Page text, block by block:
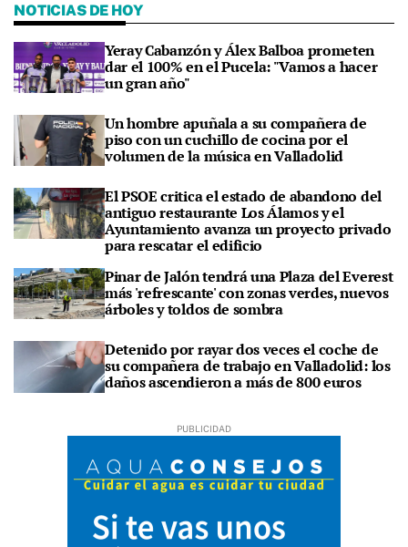
NOTICIAS DE HOY
Yeray Cabanzón y Álex Balboa prometen
dar el 100% en el Pucela: "Vamos a hacer
un gran año"
Un hombre apuñala a su compañera de
piso con un cuchillo de cocina por el
volumen de la música en Valladolid
El PSOE critica el estado de abandono del
antiguo restaurante Los Álamos y el
Ayuntamiento avanza un proyecto privado
para rescatar el edificio
Pinar de Jalón tendrá una Plaza del Everest
más 'refrescante' con zonas verdes, nuevos
árboles y toldos de sombra
Detenido por rayar dos veces el coche de
su compañera de trabajo en Valladolid: los
daños ascendieron a más de 800 euros